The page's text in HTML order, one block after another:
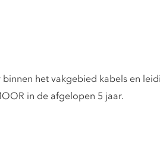
het vakgebied kabels en
in de afgelopen 5 jaar.